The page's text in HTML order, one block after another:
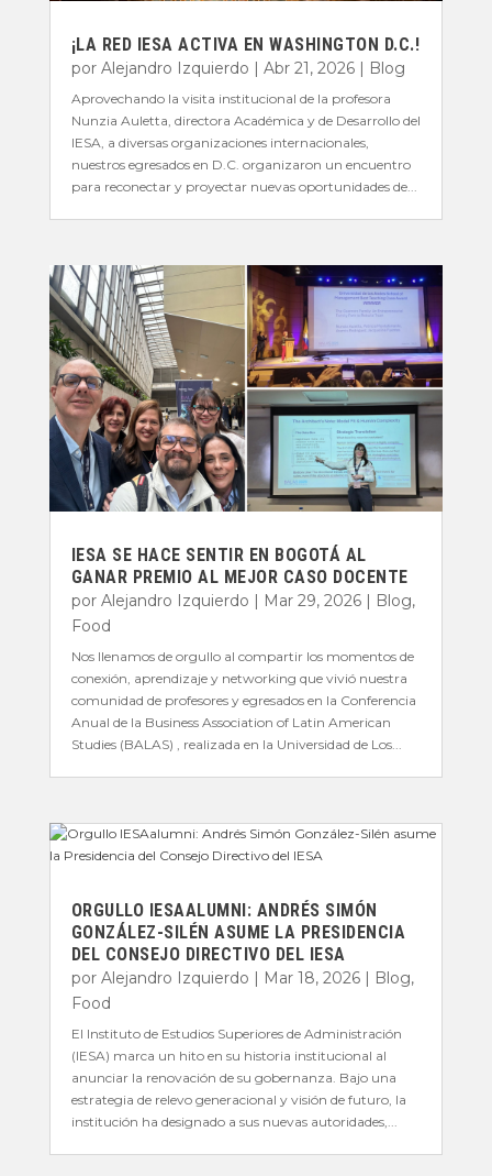
¡LA RED IESA ACTIVA EN WASHINGTON D.C.!
por Alejandro Izquierdo | Abr 21, 2026| Blog
Aprovechando la visita institucional de la profesora
Nunzia Auletta, directora Académica y de Desarrollo del
IESA, a diversas organizaciones internacionales,
nuestros egresados en D.C. organizaron un encuentro
para reconectar y proyectar nuevas oportunidades de...
IESA SE HACE SENTIR EN BOGOTÁ AL
GANAR PREMIO AL MEJOR CASO DOCENTE
por Alejandro Izquierdo | Mar 29, 2026| Blog,
Food
Nos llenamos de orgullo al compartir los momentos de
conexión, aprendizaje y networking que vivió nuestra
comunidad de profesores y egresados en la Conferencia
Anual de la Business Association of Latin American
Studies (BALAS) , realizada en la Universidad de Los...
ORGULLO IESAALUMNI: ANDRÉS SIMÓN
GONZÁLEZ-SILÉN ASUME LA PRESIDENCIA
DEL CONSEJO DIRECTIVO DEL IESA
por Alejandro Izquierdo | Mar 18, 2026| Blog,
Food
El Instituto de Estudios Superiores de Administración
(IESA) marca un hito en su historia institucional al
anunciar la renovación de su gobernanza. Bajo una
estrategia de relevo generacional y visión de futuro, la
institución ha designado a sus nuevas autoridades,...